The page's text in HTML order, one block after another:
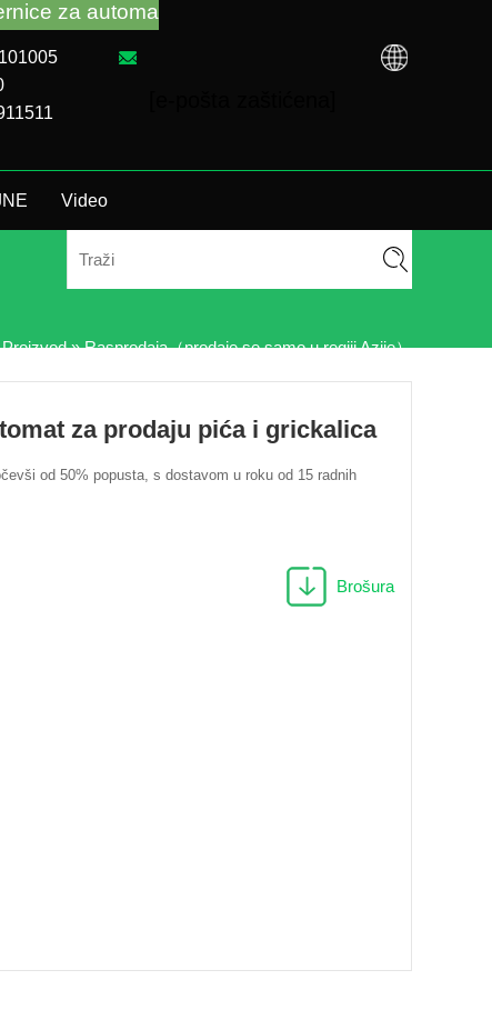
Video
Proizvod»Rasprodaja（prodaje se samo u regiji Azije）
za prodaju pića i grickalica
od 50% popusta, s dostavom u roku od 15 radnih
Brošura
za automat za prodaju i rješavanje problema